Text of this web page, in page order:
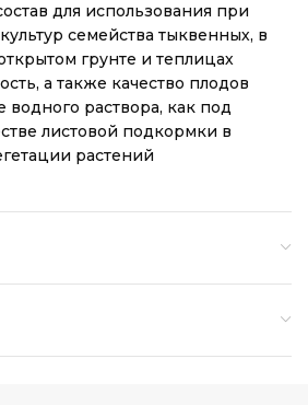
для использования при
семейства тыквенных, в
грунте и теплицах
а также качество плодов
раствора, как под
листовой подкормки в
растений